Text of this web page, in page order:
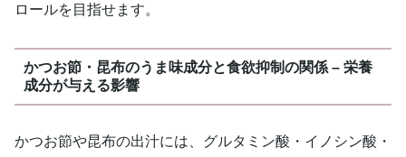
ロールを目指せます。
かつお節・昆布のうま味成分と食欲抑制の関係 – 栄養
成分が与える影響
かつお節や昆布の出汁には、グルタミン酸・イノシン酸・